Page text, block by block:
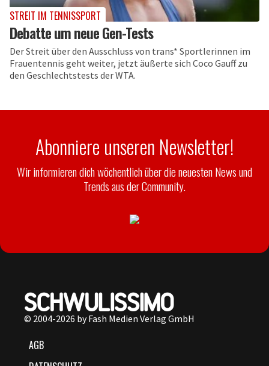
STREIT IM TENNISSPORT
Debatte um neue Gen-Tests
Der Streit über den Ausschluss von trans* Sportlerinnen im
Frauentennis geht weiter, jetzt äußerte sich Coco Gauff zu
den Geschlechtstests der WTA.
Abonniere unseren Newsletter!
Wir informieren dich wöchentlich über die neuesten News und
Trends aus der Community.
© 2004-2026 by Fash Medien Verlag GmbH
AGB